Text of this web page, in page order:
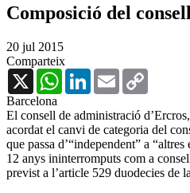
Composició del
20 jul 2015
Comparteix
X
WhatsAppLinkedInEmail
Barcelona
El consell de administració
acordat el canvi de categoria del
que passa d’“independent” a
12 anys ininterromputs com a
previst a l’article 529 duodecies de